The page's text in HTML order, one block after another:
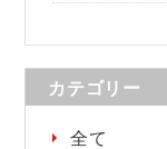
カテゴリー
全て